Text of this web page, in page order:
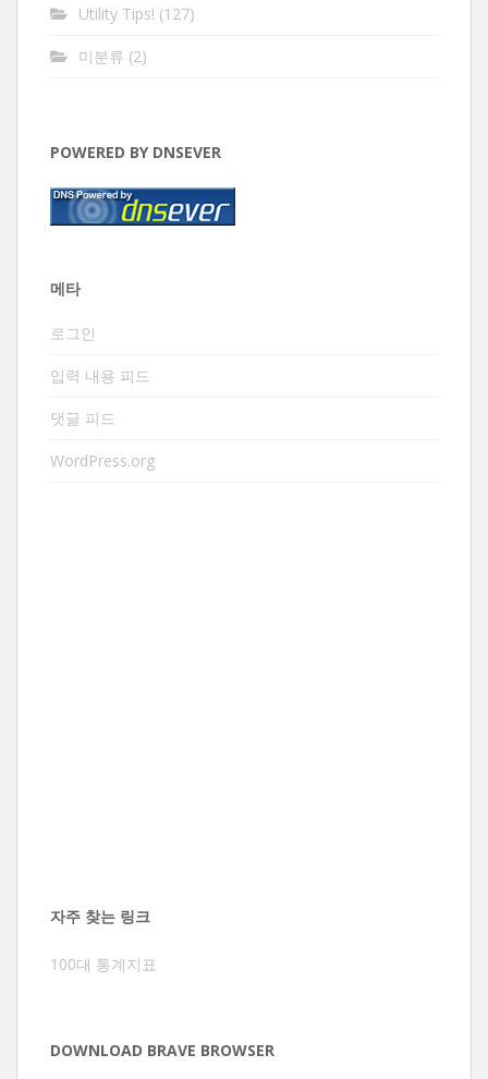
Utility Tips! (127)
미분류 (2)
POWERED BY DNSEVER
메타
로그인
입력 내용 피드
댓글 피드
WordPress.org
자주 찾는 링크
100대 통계지표
DOWNLOAD BRAVE BROWSER